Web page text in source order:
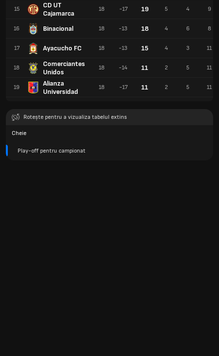
15
CD UT
Cajamarca
16 Binacional
17 Ayacucho FC
18
Comerciantes
Unidos
19
Alianza
Universidad
18 -17 19 5 4 9
18 -13 18 4 6 8
18 -13 15 4 3 11
18 -14 11 2 5 11
18 -17 11 2 5 11
Rotește pentru a vizualiza tabelul extins
Cheie
Play-off pentru campionat